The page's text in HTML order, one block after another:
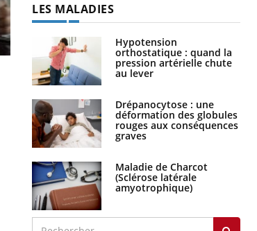
Pourquoi votre ventre gâche-t-il les
premiers jours de vos vacances ?
LES MALADIES
Hypotension
orthostatique : quand la
pression artérielle chute
au lever
Drépanocytose : une
déformation des globules
rouges aux conséquences
graves
Maladie de Charcot
(Sclérose latérale
amyotrophique)